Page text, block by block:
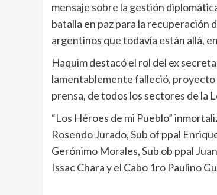
mensaje sobre la gestión
batalla en paz para la recuperación
argentinos que todavía están allá,
Haquim destacó el rol del ex
lamentablemente falleció, proyecto
prensa, de todos los sectores de la
“Los Héroes de mi Pueblo”
Rosendo Jurado, Sub of ppal
Gerónimo Morales, Sub ob ppal
Issac Chara y el Cabo 1ro Paulino